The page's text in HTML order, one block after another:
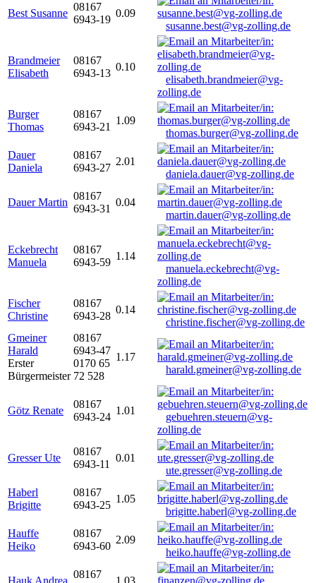
Best Susanne
08167
6943-19
0.09
susanne.best@vg-zolling.de
Brandmeier
Elisabeth
08167
6943-13
0.10
elisabeth.brandmeier@vg-
zolling.de
Burger
Thomas
08167
6943-21
1.09
thomas.burger@vg-zolling.de
Dauer
Daniela
08167
6943-27
2.01
daniela.dauer@vg-zolling.de
Dauer Martin
08167
6943-31
0.04
martin.dauer@vg-zolling.de
Eckebrecht
Manuela
08167
6943-59
1.14
manuela.eckebrecht@vg-
zolling.de
Fischer
Christine
08167
6943-28
0.14
christine.fischer@vg-zolling.de
Gmeiner
Harald
Erster
Bürgermeister
08167
6943-47
0170 65
72 528
1.17
harald.gmeiner@vg-zolling.de
Götz Renate
08167
6943-24
1.01
gebuehren.steuern@vg-
zolling.de
Gresser Ute
08167
6943-11
0.01
ute.gresser@vg-zolling.de
Haberl
Brigitte
08167
6943-25
1.05
brigitte.haberl@vg-zolling.de
Hauffe
Heiko
08167
6943-60
2.09
heiko.hauffe@vg-zolling.de
08167